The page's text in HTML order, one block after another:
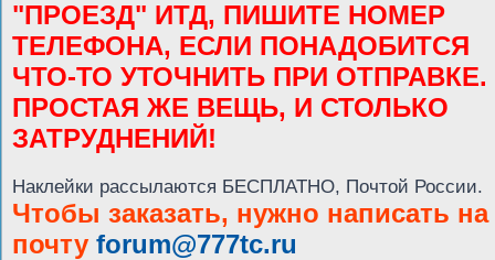
"ПРОЕЗД" ИТД, ПИШИТЕ НОМЕР
ТЕЛЕФОНА, ЕСЛИ ПОНАДОБИТСЯ
ЧТО-ТО УТОЧНИТЬ ПРИ ОТПРАВКЕ.
ПРОСТАЯ ЖЕ ВЕЩЬ, И СТОЛЬКО
ЗАТРУДНЕНИЙ!
Наклейки рассылаются БЕСПЛАТНО, Почтой России.
Чтобы заказать, нужно написать на
почту forum@777tc.ru